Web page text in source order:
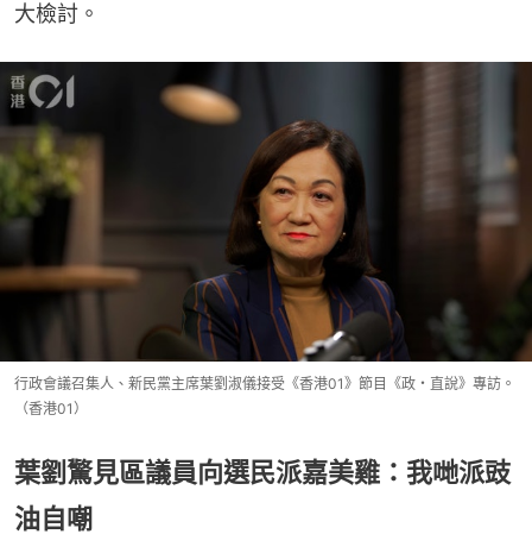
大檢討。
行政會議召集人、新民黨主席葉劉淑儀接受《香港01》節目《政・直說》專訪。
（香港01）
葉劉驚見區議員向選民派嘉美雞：我哋派豉
油自嘲